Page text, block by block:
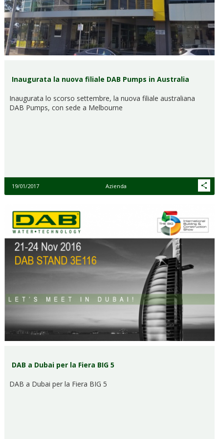
Inaugurata la nuova filiale DAB Pumps in Australia
Inaugurata lo scorso settembre, la nuova filiale australiana
DAB Pumps, con sede a Melbourne
19/01/2017 Azienda
DAB a Dubai per la Fiera BIG 5
DAB a Dubai per la Fiera BIG 5